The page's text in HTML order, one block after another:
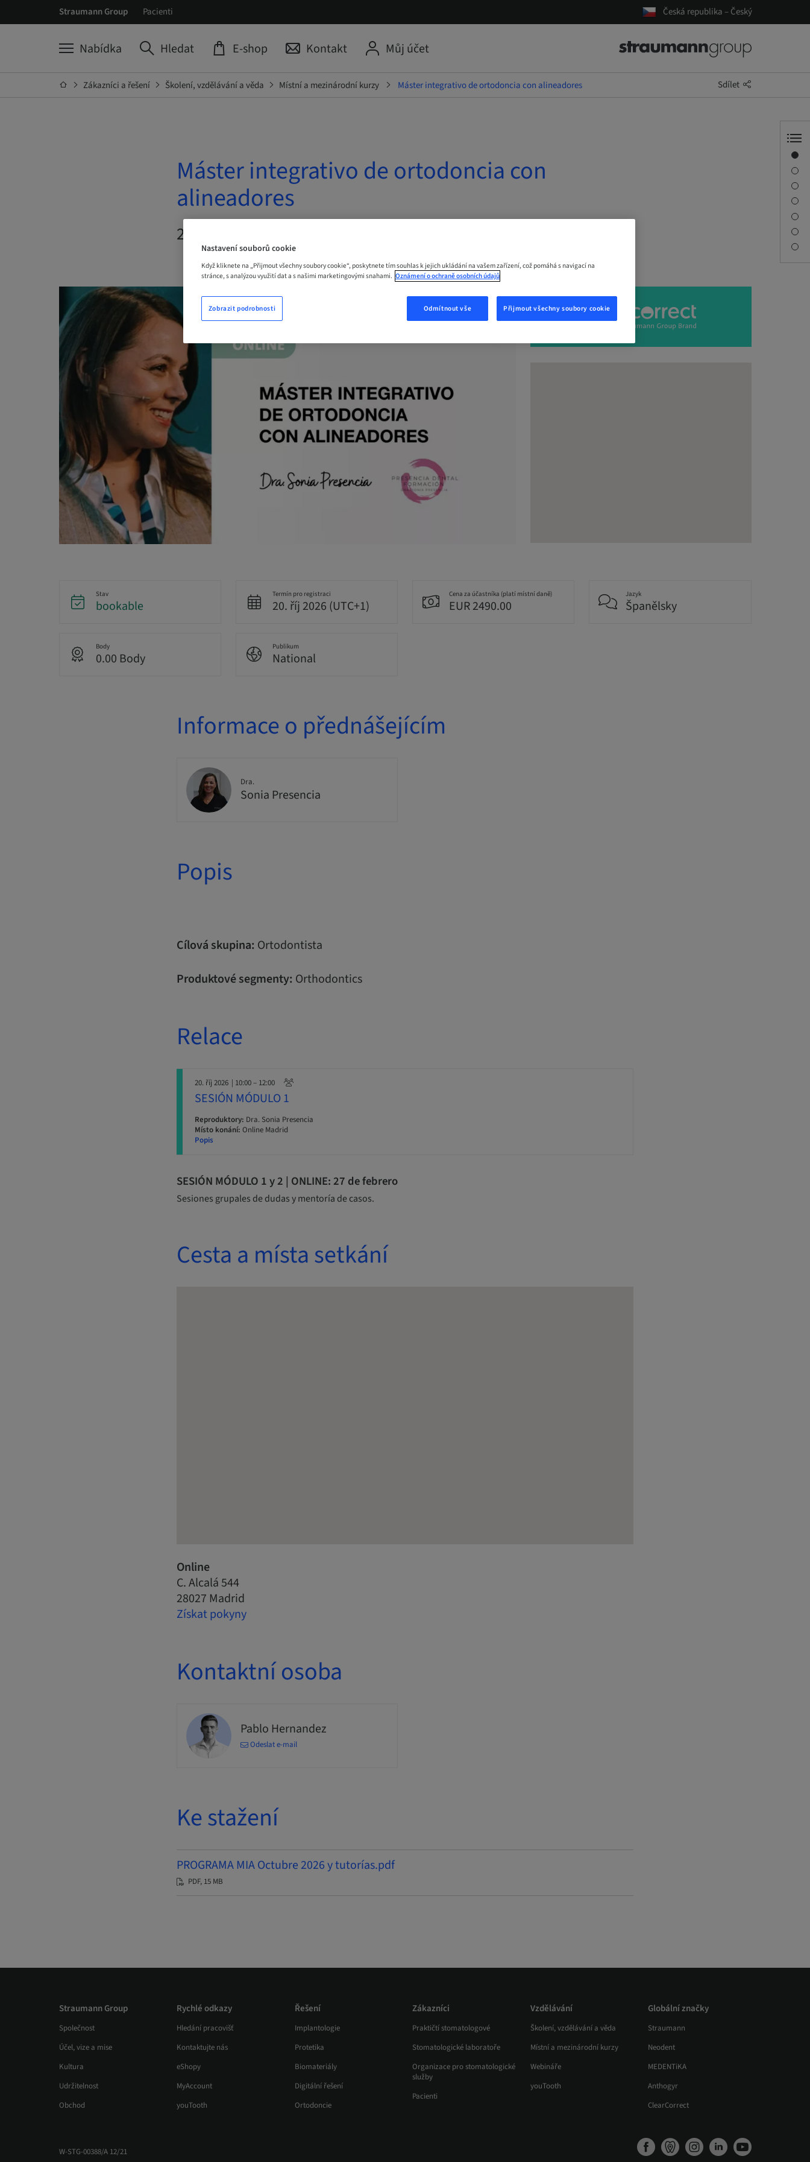
Straumann Group Pacienti Česká republika – Český
Nabídka Hledat E-shop Kontakt Můj účet
Zákazníci a řešení Školení, vzdělávání a věda Místní a mezinárodní kurzy Máster integrativo de ortodoncia con alineadores Sdílet
Máster integrativo de ortodoncia con
alineadores
20. říj 2026 | Madrid, Španělsko
Stav
bookable
Termín pro registraci
20. říj 2026 (UTC+1)
Cena za účastníka (platí místní daně)
EUR 2490.00
Jazyk
Španělsky
Body
0.00 Body
Publikum
National
Informace o přednášejícím
Dra.
Sonia Presencia
Popis
Cílová skupina: Ortodontista
Produktové segmenty: Orthodontics
Relace
20. říj 2026 | 10:00 – 12:00
SESIÓN MÓDULO 1
Reproduktory: Dra. Sonia Presencia
Místo konání: Online Madrid
Popis
SESIÓN MÓDULO 1 y 2 | ONLINE: 27 de febrero
Sesiones grupales de dudas y mentoría de casos.
Cesta a místa setkání
Online
C. Alcalá 544
28027 Madrid
Získat pokyny
Kontaktní osoba
Pablo Hernandez
Odeslat e-mail
Ke stažení
PROGRAMA MIA Octubre 2026 y tutorías.pdf
PDF, 15 MB
Straumann Group
Společnost
Účel, vize a mise
Kultura
Udržitelnost
Obchod
Rychlé odkazy
Hledání pracovišť
Kontaktujte nás
eShopy
MyAccount
youTooth
Řešení
Implantologie
Protetika
Biomateriály
Digitální řešení
Ortodoncie
Zákazníci
Praktičtí stomatologové
Stomatologické laboratoře
Organizace pro stomatologické
služby
Pacienti
Vzdělávání
Školení, vzdělávání a věda
Místní a mezinárodní kurzy
Webináře
youTooth
Globální značky
Straumann
Neodent
MEDENTiKA
Anthogyr
ClearCorrect
W-STG-00388/A 12/21
Nastavení souborů cookie
Když kliknete na „Přijmout všechny soubory cookie“, poskytnete tím souhlas k jejich ukládání na vašem zařízení, což pomáhá s navigací na
stránce, s analýzou využití dat a s našimi marketingovými snahami. Oznámení o ochraně osobních údajů
Odmítnout vše Přijmout všechny soubory cookie
Zobrazit podrobnosti